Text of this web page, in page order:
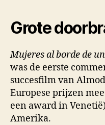
Grote
Mujeres al borde de
was de eerste
succesfilm van
Europese prijzen
een award in
Amerika.